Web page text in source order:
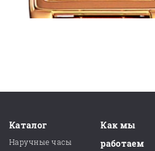
Каталог
Наручные часы
Как мы
работаем